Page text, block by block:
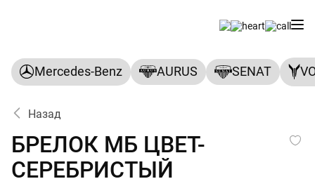
Mercedes-Benz AURUS SENAT
Назад
БРЕЛОК МБ ЦВЕТ-
БРЕЛОК МБ ЦВЕТ-
СЕРЕБРИСТЫЙ